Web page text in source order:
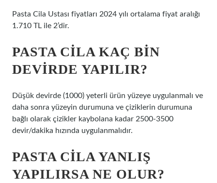
Pasta Cila Ustası fiyatları 2024 yılı ortalama fiyat aralığı
1.710 TL ile 2’dir.
PASTA CILA KAÇ BIN
DEVIRDE YAPILIR?
Düşük devirde (1000) yeterli ürün yüzeye uygulanmalı ve
daha sonra yüzeyin durumuna ve çiziklerin durumuna
bağlı olarak çizikler kaybolana kadar 2500-3500
devir/dakika hızında uygulanmalıdır.
PASTA CILA YANLIŞ
YAPILIRSA NE OLUR?